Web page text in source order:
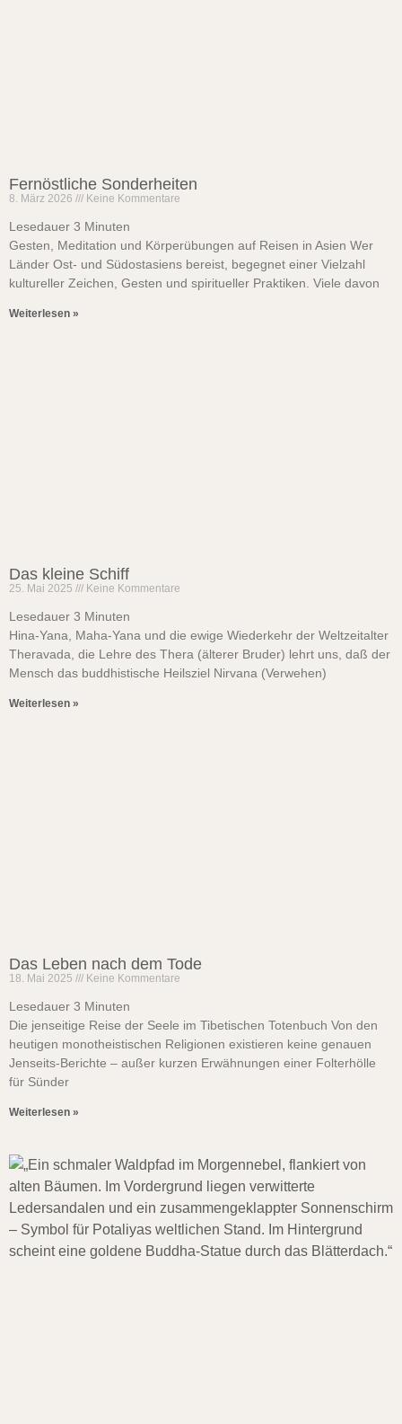
Fernöstliche Sonderheiten
8. März 2026 Keine Kommentare
Lesedauer 3 Minuten
Gesten, Meditation und Körperübungen auf Reisen in Asien Wer
Länder Ost- und Südostasiens bereist, begegnet einer Vielzahl
kultureller Zeichen, Gesten und spiritueller Praktiken. Viele davon
Weiterlesen »
Das kleine Schiff
25. Mai 2025 Keine Kommentare
Lesedauer 3 Minuten
Hina-Yana, Maha-Yana und die ewige Wiederkehr der Weltzeitalter
Theravada, die Lehre des Thera (älterer Bruder) lehrt uns, daß der
Mensch das buddhistische Heilsziel Nirvana (Verwehen)
Weiterlesen »
Das Leben nach dem Tode
18. Mai 2025 Keine Kommentare
Lesedauer 3 Minuten
Die jenseitige Reise der Seele im Tibetischen Totenbuch Von den
heutigen monotheistischen Religionen existieren keine genauen
Jenseits-Berichte – außer kurzen Erwähnungen einer Folterhölle
für Sünder
Weiterlesen »